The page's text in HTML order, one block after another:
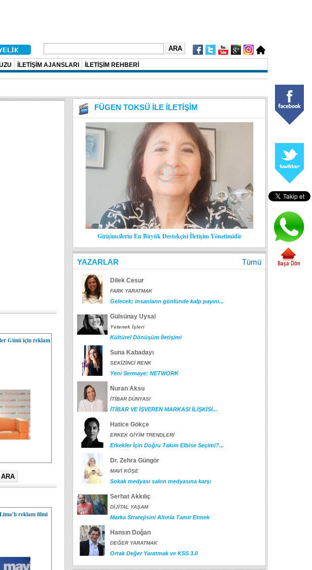
İLETİŞİM AJANSLARI İLETİŞİM REHBERİ
Günü için reklam
reklam filmi
FÜGEN TOKSÜ İLE İLETİŞİM
Girişimcilerin En Büyük Destekçisi İletişim Yönetimidir
YAZARLAR Tümü
Dilek Cesur
FARK YARATMAK
Gelecek; insanların gönlünde kalp payını...
Gülsünay Uysal
Yetenek İşleri
Kültürel Dönüşüm İletişimi
Suna Kabadayı
SEKİZİNCİ RENK
Yeni Sermaye: NETWORK
Nuran Aksu
İTİBAR DÜNYASI
İTİBAR VE İŞVEREN MARKASI İLİŞKİSİ...
Hatice Gökçe
ERKEK GİYİM TRENDLERİ
Erkekler İçin Doğru Takım Elbise Seçimi?...
Dr. Zehra Güngör
MAVİ KÖŞE
Sokak medyası salon medyasına karşı
Serhat Akkılıç
DİJİTAL YAŞAM
Marka Stratejisini Altınla Tamir Etmek
Hansın Doğan
DEĞER YARATMAK
Ortak Değer Yaratmak ve KSS 3.0